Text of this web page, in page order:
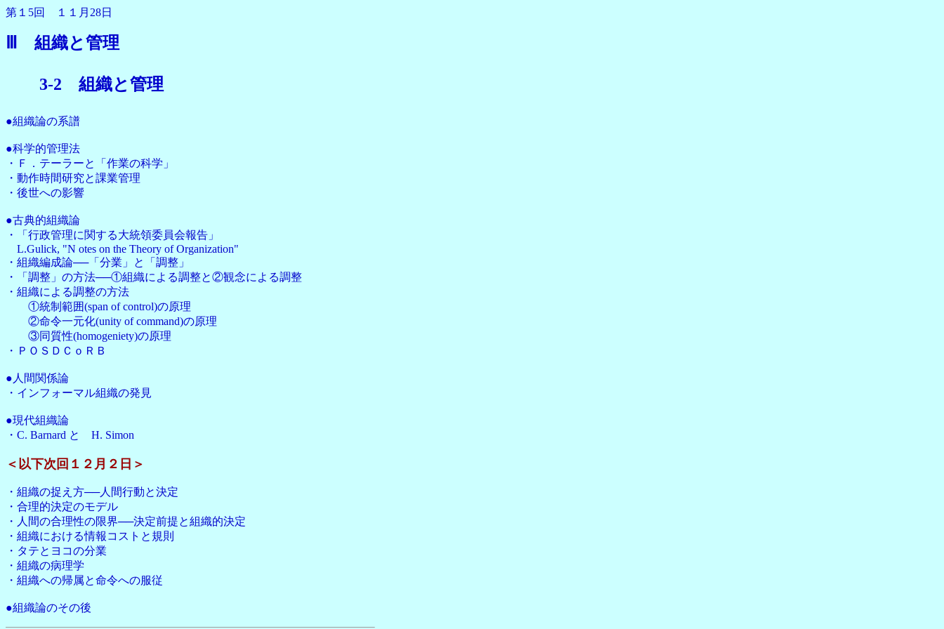
第１5回 １１月28日
Ⅲ 組織と管理
3-2 組織と管理
●組織論の系譜
●科学的管理法
・Ｆ．テーラーと「作業の科学」
・動作時間研究と課業管理
・後世への影響
●古典的組織論
・「行政管理に関する大統領委員会報告」
L.Gulick, "N otes on the Theory of Organization"
・組織編成論──「分業」と「調整」
・「調整」の方法──①組織による調整と②観念による調整
・組織による調整の方法
①統制範囲(span of control)の原理
②命令一元化(unity of command)の原理
③同質性(homogeniety)の原理
・ＰＯＳＤＣｏＲＢ
●人間関係論
・インフォーマル組織の発見
●現代組織論
・C. Barnard と H. Simon
＜以下次回１２月２日＞
・組織の捉え方──人間行動と決定
・合理的決定のモデル
・人間の合理性の限界──決定前提と組織的決定
・組織における情報コストと規則
・タテとヨコの分業
・組織の病理学
・組織への帰属と命令への服従
●組織論のその後